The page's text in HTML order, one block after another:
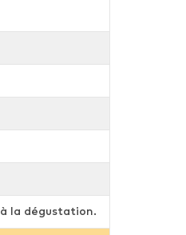
la dégustation.